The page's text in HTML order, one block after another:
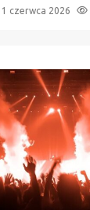
czerwca 2026